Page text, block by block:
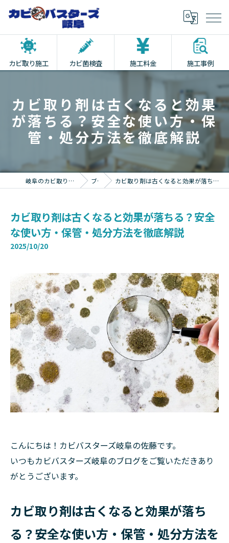
カビ取り施工 カビ菌検査 施工料金 施工事例
カビ取り剤は古くなると効果
が落ちる？安全な使い方・保
管・処分方法を徹底解説
岐阜のカビ取りならカビバスターズ岐阜 ブログ カビ取り剤は古くなると効果が落ちる？安全な使い方・保管・処分方法を徹底解説
カビ取り剤は古くなると効果が落ちる？安全
な使い方・保管・処分方法を徹底解説
2025/10/20
こんにちは！カビバスターズ岐阜の佐藤です。
いつもカビバスターズ岐阜のブログをご覧いただきあり
がとうございます。
カビ取り剤は古くなると効果が落ち
る？安全な使い方・保管・処分方法を